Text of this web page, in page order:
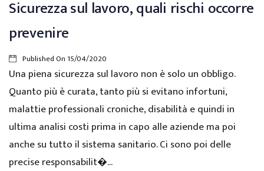
Sicurezza sul lavoro, quali rischi occorre
prevenire
Published On 15/04/2020
Una piena sicurezza sul lavoro non è solo un obbligo.
Quanto più è curata, tanto più si evitano infortuni,
malattie professionali croniche, disabilità e quindi in
ultima analisi costi prima in capo alle aziende ma poi
anche su tutto il sistema sanitario. Ci sono poi delle
precise responsabilit�...